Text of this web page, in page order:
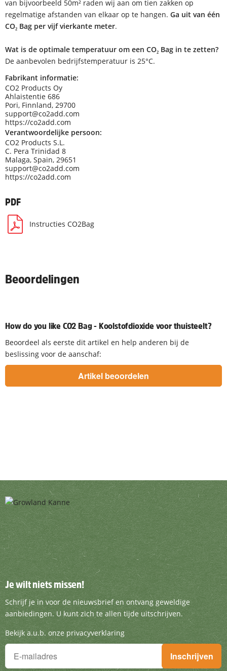
van bijvoorbeeld 50m² raden wij aan om tien zakken op
regelmatige afstanden van elkaar op te hangen. Ga uit van één
CO₂ Bag per vijf vierkante meter.
Wat is de optimale temperatuur om een CO₂ Bag in te zetten?
De aanbevolen bedrijfstemperatuur is 25°C.
Fabrikant informatie:
CO2 Products Oy
Ahlaistentie 686
Pori, Finnland, 29700
support@co2add.com
https://co2add.com
Verantwoordelijke persoon:
CO2 Products S.L.
C. Pera Trinidad 8
Malaga, Spain, 29651
support@co2add.com
https://co2add.com
PDF
Instructies CO2Bag
Beoordelingen
How do you like CO2 Bag - Koolstofdioxide voor thuisteelt?
Beoordeel als eerste dit artikel en help anderen bij de
beslissing voor de aanschaf:
Je wilt niets missen!
Schrijf je in voor de nieuwsbrief en ontvang
Je wilt niets missen!
Schrijf je in voor de nieuwsbrief en ontvang geweldige
aanbiedingen. U kunt zich te allen tijde uitschrijven.
Bekijk a.u.b. onze privacyverklaring
Je wilt niets missen!
Schrijf je in voor de nieuwsbrief en ontvang geweldige
Inschrijven